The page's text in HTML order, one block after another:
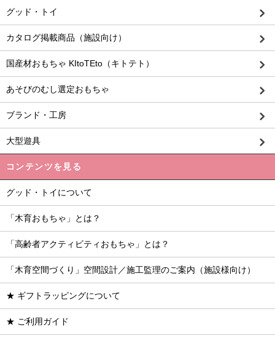
グッド・トイ
カタログ掲載商品（施設向け）
国産材おもちゃ KItoTEto（キトテト）
あそびのむし選定おもちゃ
ブランド・工房
大型遊具
コンテンツを見る
グッド・トイについて
「木育おもちゃ」とは？
「高齢者アクティビティおもちゃ」とは？
「木育空間づくり」空間設計／施工監理のご案内（施設様向け）
★ ギフトラッピングについて
★ ご利用ガイド